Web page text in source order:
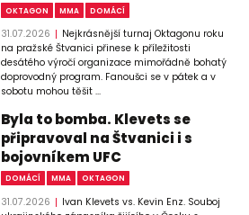
OKTAGON MMA DOMÁCÍ
31.07.2026
Nejkrásnější turnaj Oktagonu roku
na pražské Štvanici přinese k příležitosti
desátého výročí organizace mimořádně bohatý
doprovodný program. Fanoušci se v pátek a v
sobotu mohou těšit ...
Byla to bomba. Klevets se
připravoval na Štvanici i s
bojovníkem UFC
DOMÁCÍ MMA OKTAGON
31.07.2026
Ivan Klevets vs. Kevin Enz. Souboj